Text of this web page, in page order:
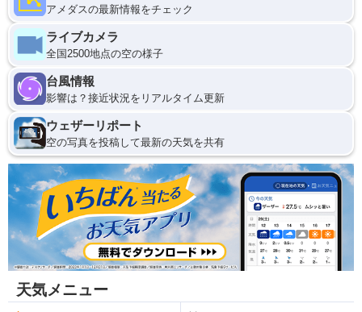
アメダスの最新情報をチェック
ライブカメラ
全国2500地点の空の様子
台風情報
影響は？接近状況をリアルタイム更新
ウェザーリポート
空の写真を投稿して最新の天気を共有
天気メニュー